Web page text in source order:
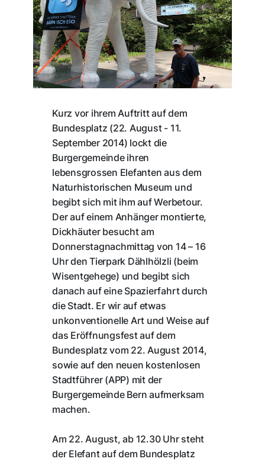
Kurz vor ihrem Auftritt auf dem
Bundesplatz (22. August - 11.
September 2014) lockt die
Burgergemeinde ihren
lebensgrossen Elefanten aus dem
Naturhistorischen Museum und
begibt sich mit ihm auf Werbetour.
Der auf einem Anhänger montierte,
Dickhäuter besucht am
Donnerstagnachmittag von 14 – 16
Uhr den Tierpark Dählhölzli (beim
Wisentgehege) und begibt sich
danach auf eine Spazierfahrt durch
die Stadt. Er wir auf etwas
unkonventionelle Art und Weise auf
das Eröffnungsfest auf dem
Bundesplatz vom 22. August 2014,
sowie auf den neuen kostenlosen
Stadtführer (APP) mit der
Burgergemeinde Bern aufmerksam
machen.
Am 22. August, ab 12.30 Uhr steht
der Elefant auf dem Bundesplatz